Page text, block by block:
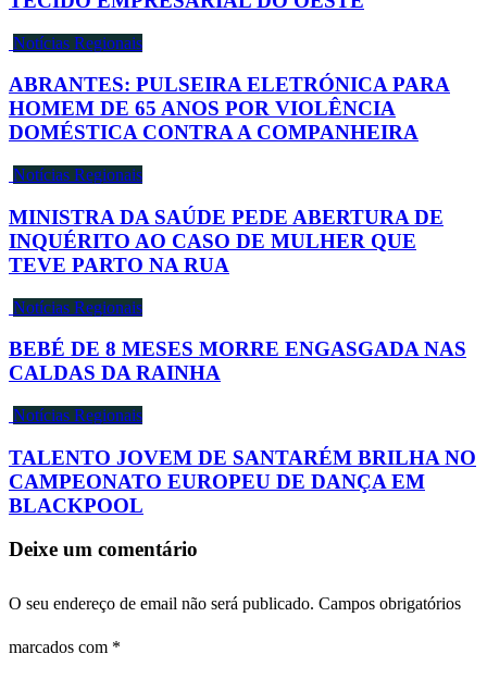
Notícias Regionais
ABRANTES: PULSEIRA ELETRÓNICA PARA
HOMEM DE 65 ANOS POR VIOLÊNCIA
DOMÉSTICA CONTRA A COMPANHEIRA
Notícias Regionais
MINISTRA DA SAÚDE PEDE ABERTURA DE
INQUÉRITO AO CASO DE MULHER QUE
TEVE PARTO NA RUA
Notícias Regionais
BEBÉ DE 8 MESES MORRE ENGASGADA NAS
CALDAS DA RAINHA
Notícias Regionais
TALENTO JOVEM DE SANTARÉM BRILHA NO
CAMPEONATO EUROPEU DE DANÇA EM
BLACKPOOL
Deixe um comentário
O seu endereço de email não será publicado. Campos obrigatórios
marcados com *